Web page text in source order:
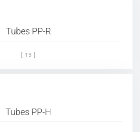
Tubes PP-R
[ 13 ]
Tubes PP-H